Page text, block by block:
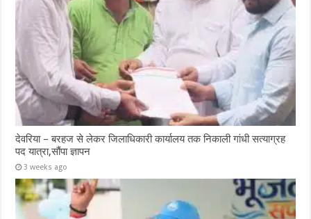
देवरिया – बरहज से लेकर जिलाधिकारी कार्यालय तक निकाली गांधी सत्याग्रह
पद यात्रा,सौंपा ज्ञापन
3 weeks ago